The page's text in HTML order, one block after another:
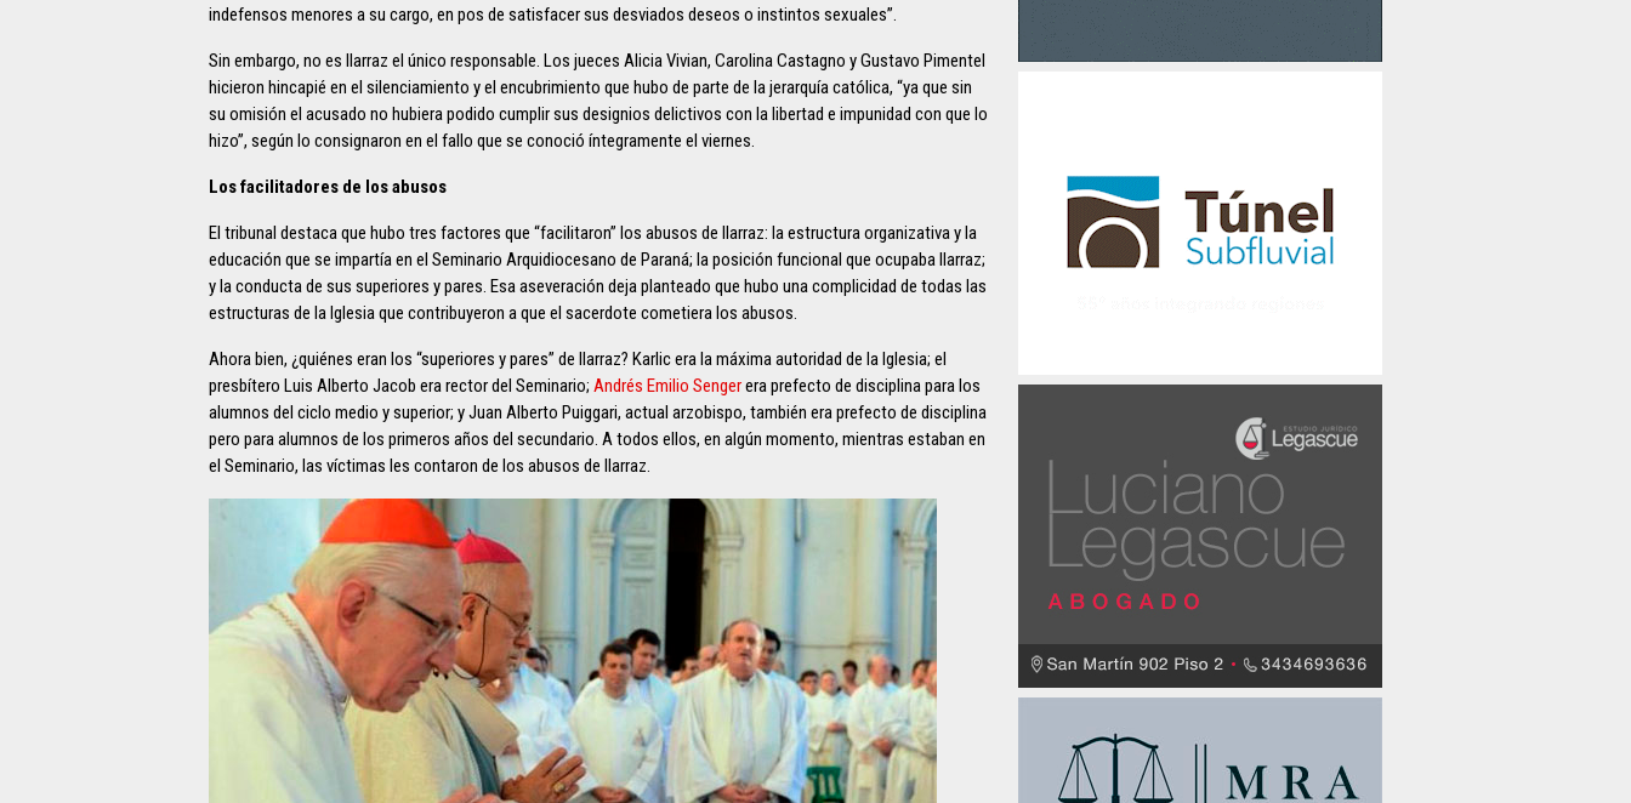
indefensos menores a su cargo, en pos de satisfacer sus desviados deseos o instintos sexuales”.
Sin embargo, no es Ilarraz el único responsable. Los jueces Alicia Vivian, Carolina Castagno y Gustavo Pimentel
hicieron hincapié en el silenciamiento y el encubrimiento que hubo de parte de la jerarquía católica, “ya que sin
su omisión el acusado no hubiera podido cumplir sus designios delictivos con la libertad e impunidad con que lo
hizo”, según lo consignaron en el fallo que se conoció íntegramente el viernes.
Los facilitadores de los abusos
El tribunal destaca que hubo tres factores que “facilitaron” los abusos de Ilarraz: la estructura organizativa y la
educación que se impartía en el Seminario Arquidiocesano de Paraná; la posición funcional que ocupaba Ilarraz;
y la conducta de sus superiores y pares. Esa aseveración deja planteado que hubo una complicidad de todas las
estructuras de la Iglesia que contribuyeron a que el sacerdote cometiera los abusos.
Ahora bien, ¿quiénes eran los “superiores y pares” de Ilarraz? Karlic era la máxima autoridad de la Iglesia; el
presbítero Luis Alberto Jacob era rector del Seminario; Andrés Emilio Sengerera prefecto de disciplina para los
alumnos del ciclo medio y superior; y Juan Alberto Puiggari, actual arzobispo, también era prefecto de disciplina
pero para alumnos de los primeros años del secundario. A todos ellos, en algún momento, mientras estaban en
el Seminario, las víctimas les contaron de los abusos de Ilarraz.